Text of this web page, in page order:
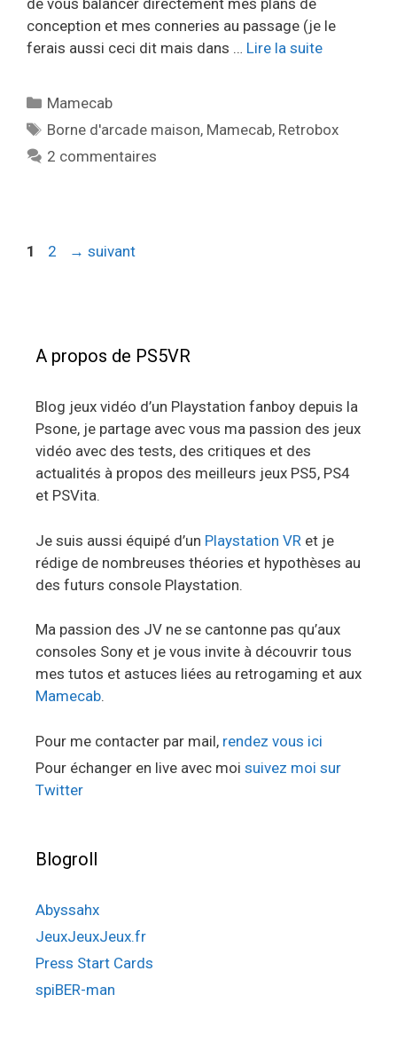
de vous balancer directement mes plans de
conception et mes conneries au passage (je le
ferais aussi ceci dit mais dans … Lire la suite
Catégories
Mamecab
Étiquettes
Borne d'arcade maison, Mamecab, Retrobox
2 commentaires
Page
1 Page
2 → suivant
A propos de PS5VR
Blog jeux vidéo d’un Playstation fanboy depuis la
Psone, je partage avec vous ma passion des jeux
vidéo avec des tests, des critiques et des
actualités à propos des meilleurs jeux PS5, PS4
et PSVita.
Je suis aussi équipé d’un Playstation VR et je
rédige de nombreuses théories et hypothèses au
des futurs console Playstation.
Ma passion des JV ne se cantonne pas qu’aux
consoles Sony et je vous invite à découvrir tous
mes tutos et astuces liées au retrogaming et aux
Mamecab.
Pour me contacter par mail, rendez vous ici
Pour échanger en live avec moi suivez moi sur
Twitter
Blogroll
Abyssahx
JeuxJeuxJeux.fr
Press Start Cards
spiBER-man